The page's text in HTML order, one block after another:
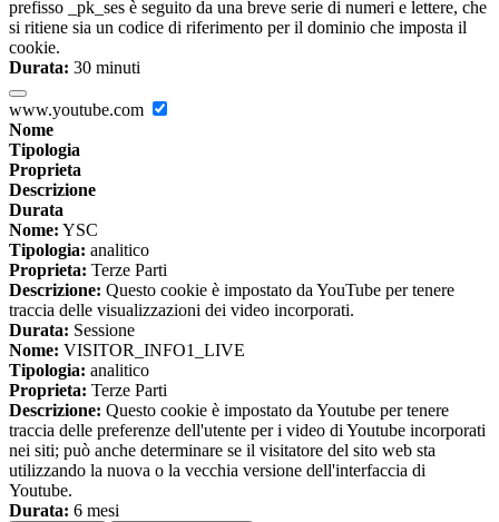
prefisso _pk_ses è seguito da una breve serie di numeri e lettere, che
si ritiene sia un codice di riferimento per il dominio che imposta il
cookie.
Durata: 30 minuti
www.youtube.com
Nome
Tipologia
Proprieta
Descrizione
Durata
Nome: YSC
Tipologia: analitico
Proprieta: Terze Parti
Descrizione: Questo cookie è impostato da YouTube per tenere
traccia delle visualizzazioni dei video incorporati.
Durata: Sessione
Nome: VISITOR_INFO1_LIVE
Tipologia: analitico
Proprieta: Terze Parti
Descrizione: Questo cookie è impostato da Youtube per tenere
traccia delle preferenze dell'utente per i video di Youtube incorporati
nei siti; può anche determinare se il visitatore del sito web sta
utilizzando la nuova o la vecchia versione dell'interfaccia di
Youtube.
Durata: 6 mesi